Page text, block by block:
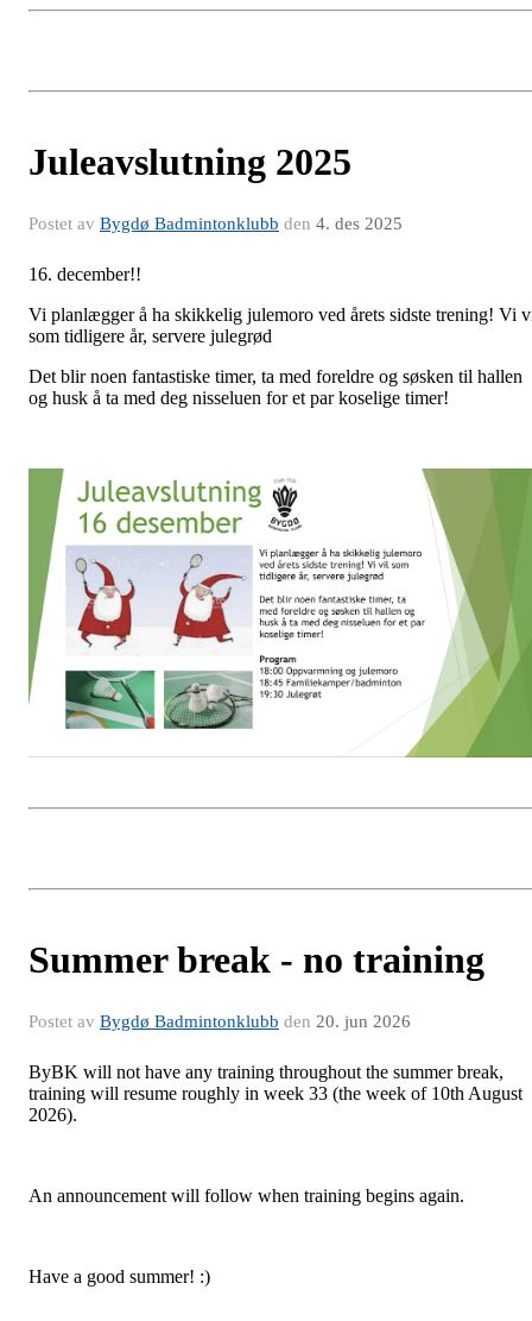
Juleavslutning 2025
Postet av Bygdø Badmintonklubb den 4. des 2025
16. december!!
Vi planlægger å ha skikkelig julemoro ved årets sidste trening! Vi
som tidligere år, servere julegrød
Det blir noen fantastiske timer, ta med foreldre og søsken til hallen
og husk å ta med deg nisseluen for et par koselige timer!
Summer break - no training
Postet av Bygdø Badmintonklubb den 20. jun 2026
ByBK will not have any training throughout the summer break,
training will resume roughly in week 33 (the week of 10th August
2026).
An announcement will follow when training begins again.
Have a good summer! :)